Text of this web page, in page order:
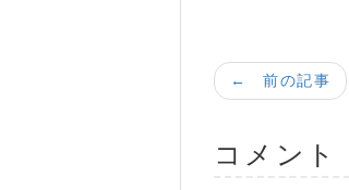
← 前の記事
コメント